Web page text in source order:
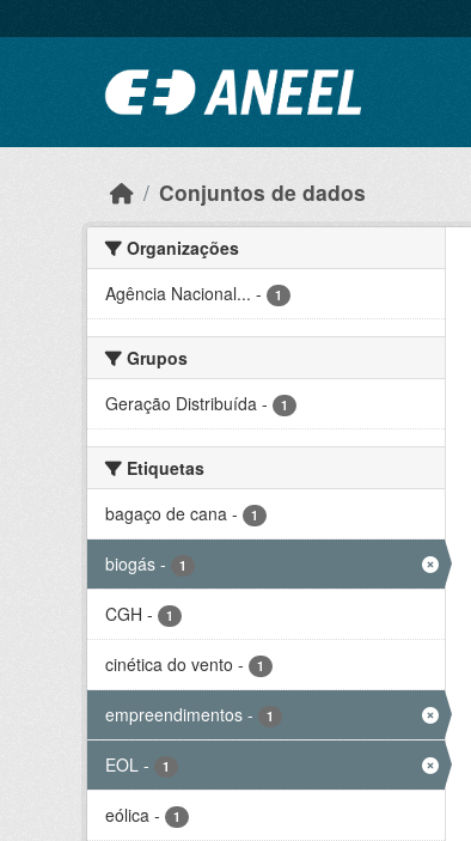
Conjuntos de dados
Organizações
Agência Nacional... - 1
Grupos
Geração Distribuída - 1
Etiquetas
bagaço de cana - 1
biogás - 1
CGH - 1
cinética do vento - 1
empreendimentos - 1
EOL - 1
eólica - 1